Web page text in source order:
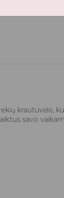
krautuvėlė,
savo